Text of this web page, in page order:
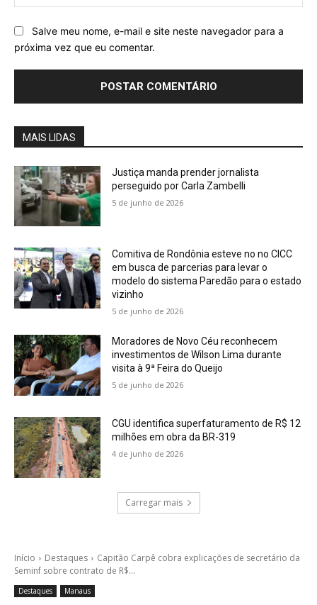
Salve meu nome, e-mail e site neste navegador para a
próxima vez que eu comentar.
MAIS LIDAS
Justiça manda prender jornalista
perseguido por Carla Zambelli
5 de junho de 2026
Comitiva de Rondônia esteve no no CICC
em busca de parcerias para levar o
modelo do sistema Paredão para o estado
vizinho
5 de junho de 2026
Moradores de Novo Céu reconhecem
investimentos de Wilson Lima durante
visita à 9ª Feira do Queijo
5 de junho de 2026
CGU identifica superfaturamento de R$ 12
milhões em obra da BR-319
4 de junho de 2026
Carregar mais